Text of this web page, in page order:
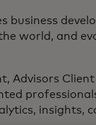
business
world, and
Advisors
insights,